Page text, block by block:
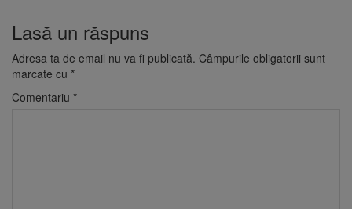
Lasă un răspuns
Adresa ta de email nu va fi publicată. Câmpurile obligatorii sunt
marcate cu *
Comentariu *